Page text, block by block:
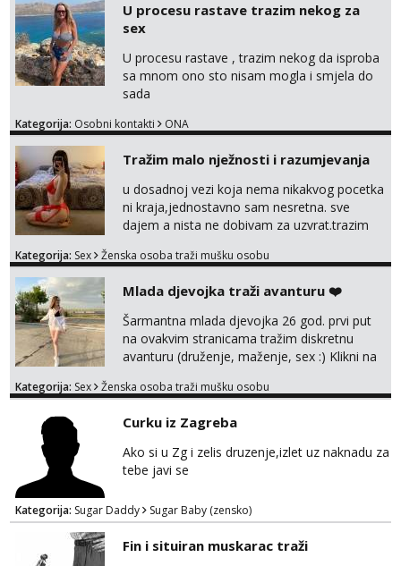
U procesu rastave trazim nekog za
sex
U procesu rastave , trazim nekog da isproba
sa mnom ono sto nisam mogla i smjela do
sada
Kategorija: Osobni kontakti ONA
Tražim malo nježnosti i razumjevanja
u dosadnoj vezi koja nema nikakvog pocetka
ni kraja,jednostavno sam nesretna. sve
dajem a nista ne dobivam za uzvrat.trazim
trazim puno samo malo njeznosti i
poljupce po tijelu koji me jako
pale,obozavam kad muskarac preuzme
kontrolu . javi se :) Klikni na link ispod i nadji
me tamo, cekam te!
Kategorija: Sex Ženska osoba traži mušku osobu
Mlada djevojka traži avanturu ❤️
Šarmantna mlada djevojka 26 god. prvi put
na ovakvim stranicama tražim diskretnu
avanturu (druženje, maženje, sex :) Klikni na
Kategorija: Sex Ženska osoba traži mušku osobu
Curku iz Zagreba
Ako si u Zg i zelis druzenje,izlet uz naknadu za
tebe javi se
Kategorija: Sugar Daddy Sugar Baby (zensko)
Fin i situiran muskarac traži